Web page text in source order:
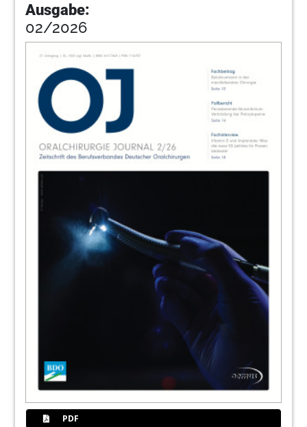
41Trinon
Pr
46Bdolaudatio
Info
Dofobireferat
56Fobisolden
Ausgabe:
02/2026
PDF